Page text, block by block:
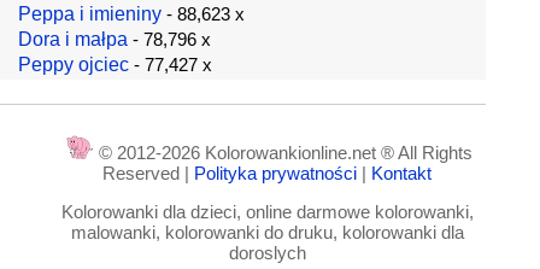
Peppa i imieniny - 88,623 x
Dora i małpa - 78,796 x
Peppy ojciec - 77,427 x
© 2012-2026 Kolorowankionline.net ® All Rights
Reserved | Polityka prywatności | Kontakt
Kolorowanki dla dzieci, online darmowe kolorowanki,
malowanki, kolorowanki do druku, kolorowanki dla
doroslych